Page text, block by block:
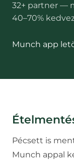
32+ partner —
40–70%
Munch app
Pécsett is
Munch appal